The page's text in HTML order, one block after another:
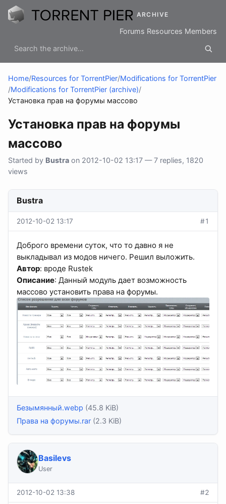
ARCHIVE
Forums Resources Members
Home/Resources for TorrentPier/Modifications for TorrentPier
/Modifications for TorrentPier (archive)/
Установка прав на форумы массово
Установка прав на форумы
массово
Started by Bustra on 2012-10-02 13:17 — 7 replies, 1820
views
Bustra
2012-10-02 13:17 #1
Доброго времени суток, что то давно я не
выкладывал из модов ничего. Решил выложить.
Автор: вроде Rustek
Описание: Данный модуль дает возможность
массово установить права на форумы.
Безымянный.webp (45.8 KiB)
Права на форумы.rar (2.3 KiB)
Basilevs
User
2012-10-02 13:38 #2